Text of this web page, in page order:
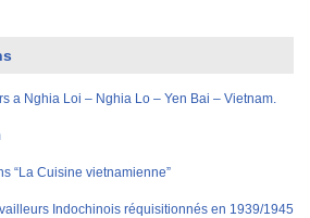
a Nghia Loi – Nghia Lo – Yen Bai – Vietnam.
“La Cuisine vietnamienne”
Indochinois réquisitionnés en 1939/1945